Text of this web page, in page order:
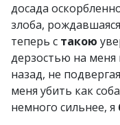
досада
злоба,
теперь с такою
дерзостью на
назад, не
меня убить как
немного сильнее, я